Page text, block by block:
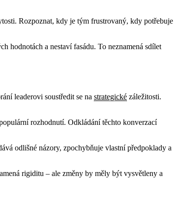
Rozpoznat, kdy je tým frustrovaný, kdy potřebuje
hodnotách a nestaví fasádu. To neznamená sdílet
leaderovi soustředit se na strategické záležitosti.
rozhodnutí. Odkládání těchto konverzací
odlišné názory, zpochybňuje vlastní předpoklady a
rigiditu – ale změny by měly být vysvětleny a